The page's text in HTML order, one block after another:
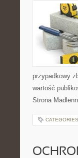
przypadkowy
wartość
Strona